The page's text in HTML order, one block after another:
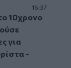
16:37
10χρονο
για
-